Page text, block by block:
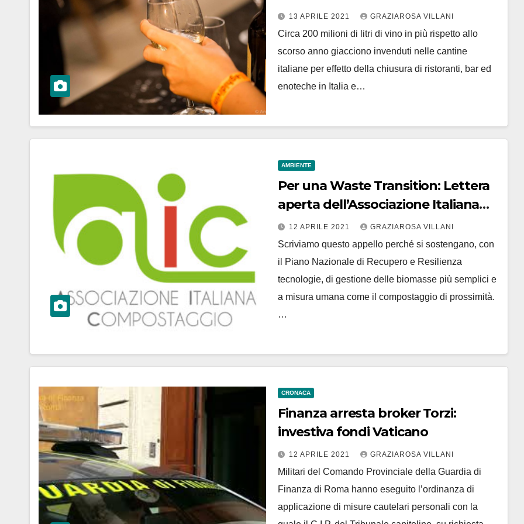
13 APRILE 2021 GRAZIAROSA VILLANI
Circa 200 milioni di litri di vino in più rispetto allo
scorso anno giacciono invenduti nelle cantine
italiane per effetto della chiusura di ristoranti, bar ed
enoteche in Italia e…
AMBIENTE
Per una Waste Transition: Lettera
aperta dell’Associazione Italiana
Compostaggio
12 APRILE 2021 GRAZIAROSA VILLANI
Scriviamo questo appello perché si sostengano, con
il Piano Nazionale di Recupero e Resilienza
tecnologie, di gestione delle biomasse più semplici e
a misura umana come il compostaggio di prossimità.
…
CRONACA
Finanza arresta broker Torzi:
investiva fondi Vaticano
12 APRILE 2021 GRAZIAROSA VILLANI
Militari del Comando Provinciale della Guardia di
Finanza di Roma hanno eseguito l’ordinanza di
applicazione di misure cautelari personali con la